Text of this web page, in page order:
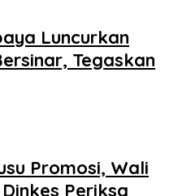
Luncurkan
Tegaskan
Promosi, Wali
Periksa